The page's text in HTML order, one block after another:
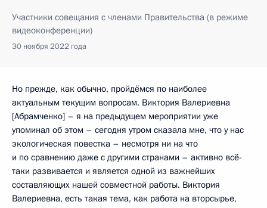
Участники совещания с членами Правительства (в режиме
видеоконференции)
30 ноября 2022 года
Но прежде, как обычно, пройдёмся по наиболее
актуальным текущим вопросам. Виктория Валериевна
[Абрамченко] – я на предыдущем мероприятии уже
упоминал об этом – сегодня утром сказала мне, что у нас
экологическая повестка – несмотря ни на что
и по сравнению даже с другими странами – активно всё-
таки развивается и является одной из важнейших
составляющих нашей совместной работы. Виктория
Валериевна, есть такая тема, как работа на вторсырье,